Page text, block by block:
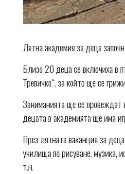
Лятна академия за деца
Близо 20 деца се включиха в
Тревичко“, за който ще се
Заниманията ще се провеждат
децата в академията ще има
През лятната ваканция за
училища по рисуване, музика,
т.н.